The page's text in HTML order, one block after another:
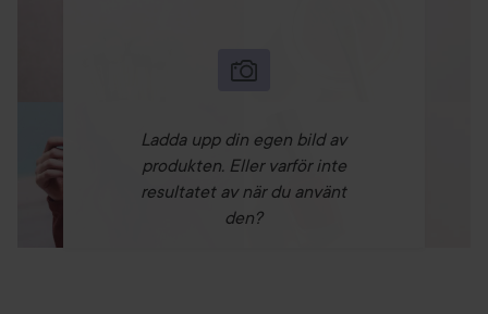
Ladda upp din egen bild av
produkten. Eller varför inte
resultatet av när du använt
den?